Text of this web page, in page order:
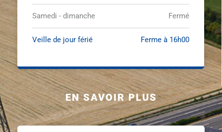
Samedi - dimanche Fermé
Veille de jour férié Ferme à 16h00
EN SAVOIR PLUS